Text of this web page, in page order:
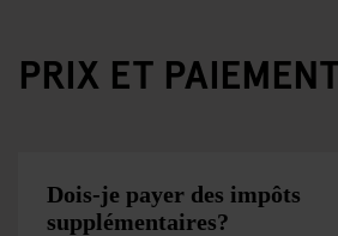
PRIX ET
Dois-je payer des impôts
supplémentaires?